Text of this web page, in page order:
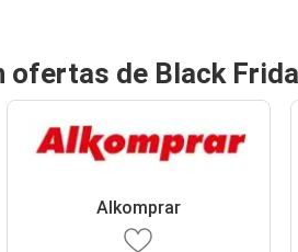
ofertas de Black
Alkomprar